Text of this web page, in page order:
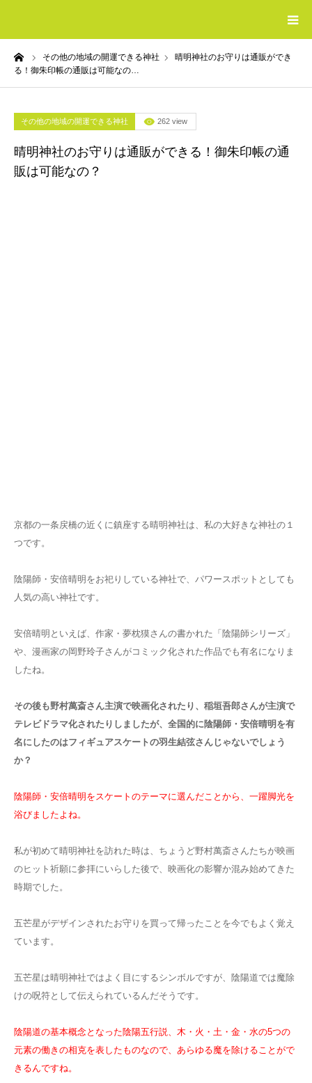
その他の地域の開運できる神社
晴明神社のお守りは通販ができ
る！御朱印帳の通販は可能なの…
その他の地域の開運できる神社 262 view
晴明神社のお守りは通販ができる！御朱印帳の通
販は可能なの？
京都の一条戻橋の近くに鎮座する晴明神社は、私の大好きな神社の１
つです。
陰陽師・安倍晴明をお祀りしている神社で、パワースポットとしても
人気の高い神社です。
安倍晴明といえば、作家・夢枕獏さんの書かれた「陰陽師シリーズ」
や、漫画家の岡野玲子さんがコミック化された作品でも有名になりま
したね。
その後も野村萬斎さん主演で映画化されたり、稲垣吾郎さんが主演で
テレビドラマ化されたりしましたが、全国的に陰陽師・安倍晴明を有
名にしたのはフィギュアスケートの羽生結弦さんじゃないでしょう
か？
陰陽師・安倍晴明をスケートのテーマに選んだことから、一躍脚光を
浴びましたよね。
私が初めて晴明神社を訪れた時は、ちょうど野村萬斎さんたちが映画
のヒット祈願に参拝にいらした後で、映画化の影響か混み始めてきた
時期でした。
五芒星がデザインされたお守りを買って帰ったことを今でもよく覚え
ています。
五芒星は晴明神社ではよく目にするシンボルですが、陰陽道では魔除
けの呪符として伝えられているんだそうです。
陰陽道の基本概念となった陰陽五行説、木・火・土・金・水の5つの
元素の働きの相克を表したものなので、あらゆる魔を除けることがで
きるんですね。
HOME
おすすめの婚活サイト